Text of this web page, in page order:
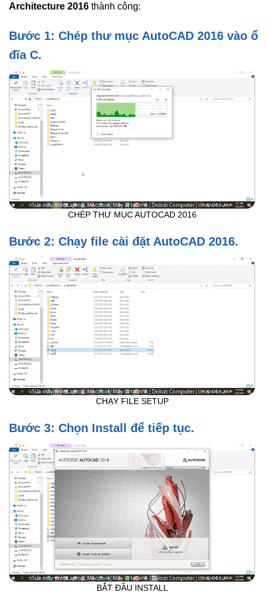
Architecture 2016 thành công:
Bước 1: Chép thư mục AutoCAD 2016 vào ổ
đĩa C.
CHÉP THƯ MỤC AUTOCAD 2016
Bước 2: Chạy file cài đặt AutoCAD 2016.
CHẠY FILE SETUP
Bước 3: Chọn Install để tiếp tục.
BẮT ĐẦU INSTALL